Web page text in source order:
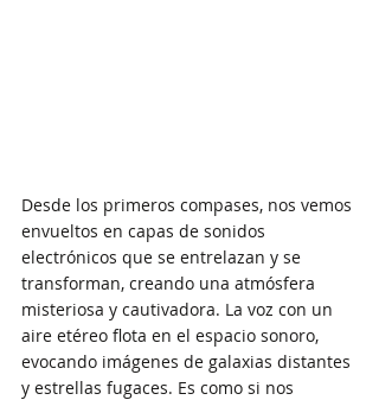
Desde los primeros compases, nos vemos
envueltos en capas de sonidos
electrónicos que se entrelazan y se
transforman, creando una atmósfera
misteriosa y cautivadora. La voz con un
aire etéreo flota en el espacio sonoro,
evocando imágenes de galaxias distantes
y estrellas fugaces. Es como si nos